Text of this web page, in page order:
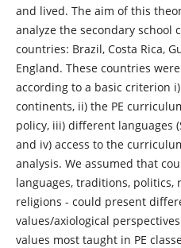
and lived. The aim of this
analyze the secondary
countries: Brazil, Costa Rica,
England. These countries
according to a basic criterion
continents, ii) the PE
policy, iii) different languages
and iv) access to the
analysis. We assumed that
languages, traditions,
religions - could present
values/axiological
values most taught in PE